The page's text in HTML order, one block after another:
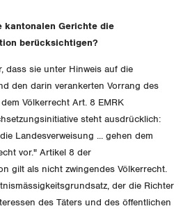
kantonalen Gerichte die
berücksichtigen?
dass sie unter Hinweis auf die
den darin verankerten Vorrang des
Völkerrecht Art. 8 EMRK
steht ausdrücklich:
Landesverweisung ... gehen dem
vor." Artikel 8 der
gilt als nicht zwingendes Völkerrecht.
der die Richter
des Täters und des öffentlichen